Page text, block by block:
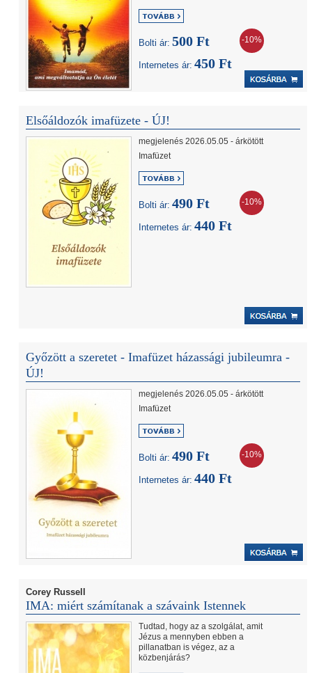
Bolti ár: 500 Ft -10%
Internetes ár: 450 Ft
Elsőáldozók imafüzete - ÚJ!
megjelenés 2026.05.05 - árkötött
Imafüzet
Bolti ár: 490 Ft -10%
Internetes ár: 440 Ft
Győzött a szeretet - Imafüzet házassági jubileumra -
ÚJ!
megjelenés 2026.05.05 - árkötött
Imafüzet
Bolti ár: 490 Ft -10%
Internetes ár: 440 Ft
Corey Russell
IMA: miért számítanak a szávaink Istennek
Tudtad, hogy az a szolgálat, amit
Jézus a mennyben ebben a
pillanatban is végez, az a
közbenjárás?